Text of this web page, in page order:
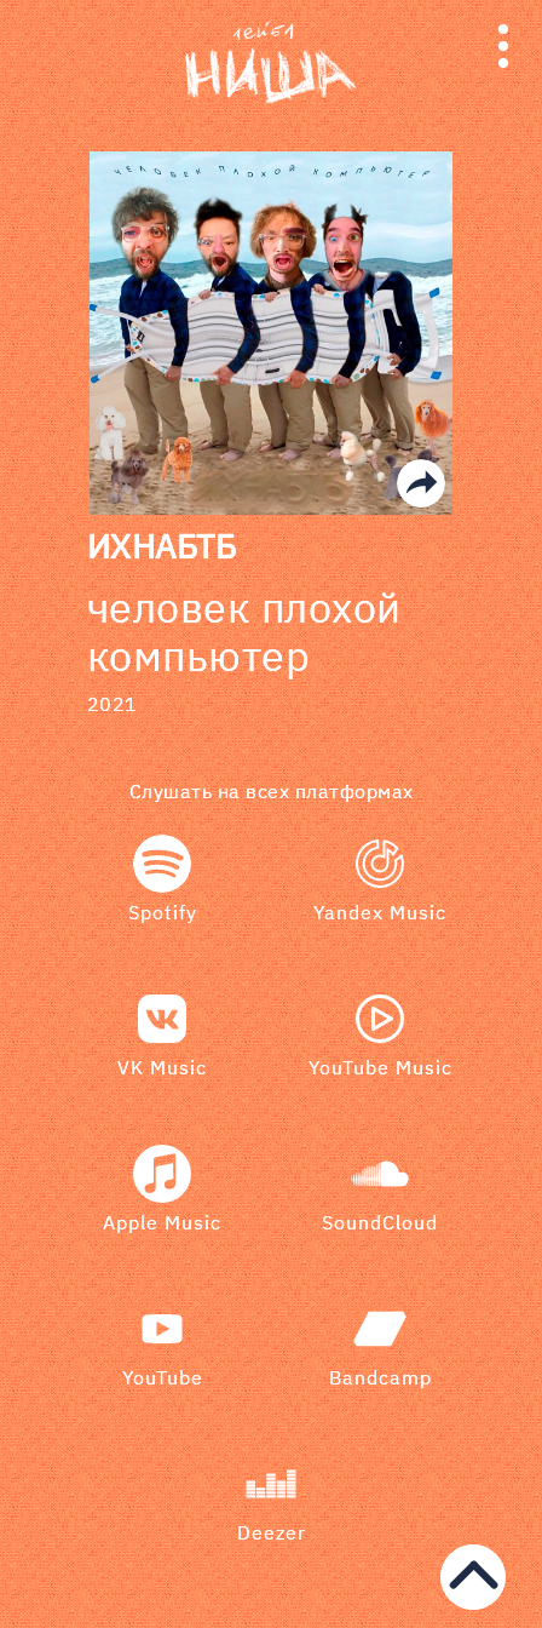
релизы
лейбл
поиск
ИХНАБТБ
человек плохой
компьютер
2021
Слушать на всех платформах
Spotify Yandex Music
VK Music YouTube Music
Apple Music SoundCloud
YouTube Bandcamp
Deezer